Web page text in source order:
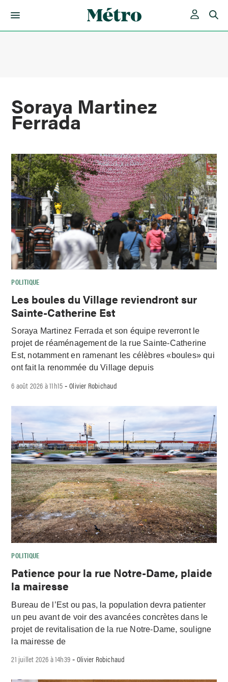
Soraya Martinez
Ferrada
POLITIQUE
Les boules du Village reviendront sur
Sainte-Catherine Est
Soraya Martinez Ferrada et son équipe reverront le
projet de réaménagement de la rue Sainte-Catherine
Est, notamment en ramenant les célèbres «boules» qui
ont fait la renommée du Village depuis
6 août 2026 à 11h15 -Olivier Robichaud
POLITIQUE
Patience pour la rue Notre-Dame, plaide
la mairesse
Bureau de l’Est ou pas, la population devra patienter
un peu avant de voir des avancées concrètes dans le
projet de revitalisation de la rue Notre-Dame, souligne
la mairesse de
21 juillet 2026 à 14h39 -Olivier Robichaud